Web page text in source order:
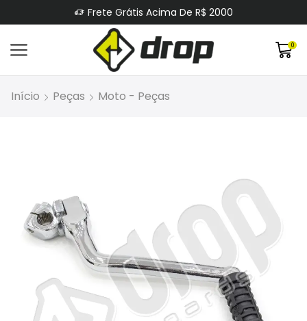
Frete Grátis Acima De R$ 2000
0
Início Peças Moto - Peças